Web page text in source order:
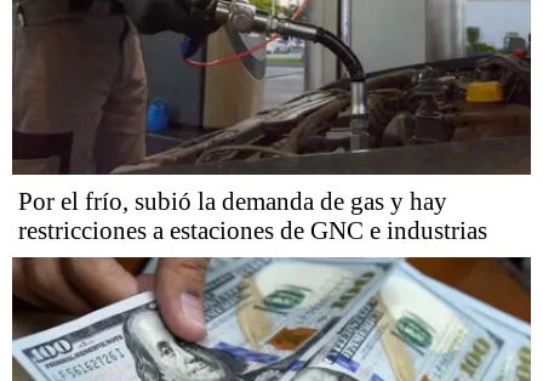
Por el frío, subió la demanda de gas y hay
restricciones a estaciones de GNC e industrias